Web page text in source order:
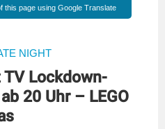
this page using Google Translate
NIGHT
Lockdown-
20 Uhr – LEGO